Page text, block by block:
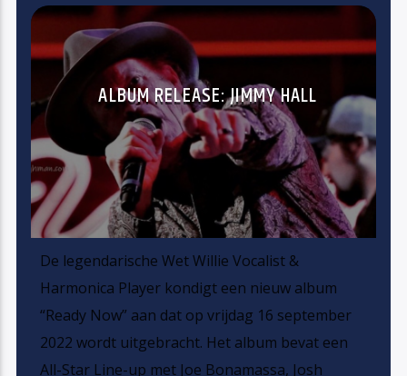
ALBUM RELEASE: JIMMY HALL
De legendarische Wet Willie Vocalist &
Harmonica Player kondigt een nieuw album
“Ready Now” aan dat op vrijdag 16 september
2022 wordt uitgebracht. Het album bevat een
All-Star Line-up met Joe Bonamassa, Josh